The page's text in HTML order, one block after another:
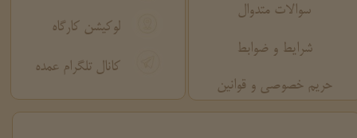
لوکیشن کارگاه
کانال تلگرام عمده
سوالات متدوال
حریم خصوصی و قوانین
شرایط و ضوابط